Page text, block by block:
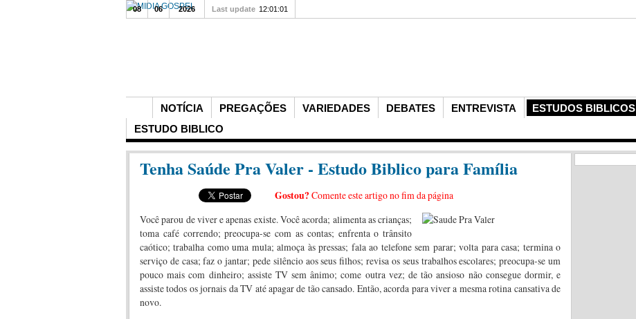
NOTÍCIA PREGAÇÕES VARIEDADES DEBATES ENTREVISTA ESTUDOS BIBLICOS
ESTUDO BIBLICO
08 06 2026 Last update 12:01:01
Tenha Saúde Pra Valer - Estudo Biblico para Família
Gostou? Comente este artigo no fim da página
Você parou de viver e apenas existe. Você acorda; alimenta as crianças;
toma café correndo; preocupa-se com as contas; enfrenta o trânsito
caótico; trabalha como uma mula; almoça às pressas; fala ao telefone sem parar; volta para casa; termina o
serviço de casa; faz o jantar; pede silêncio aos seus filhos; revisa os seus trabalhos escolares; preocupa-se um
pouco mais com dinheiro; assiste TV sem ânimo; come outra vez; de tão ansioso não consegue dormir, e
assiste todos os jornais da TV até apagar de tão cansado. Então, acorda para viver a mesma rotina cansativa de
novo.